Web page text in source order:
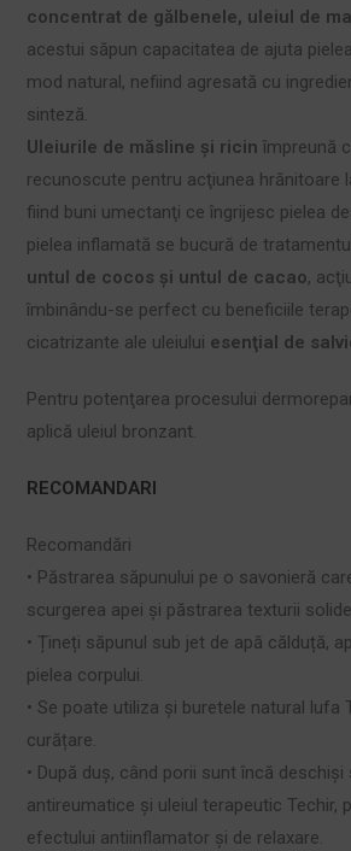
concentrat de gălbenele, uleiul de
acestui săpun capacitatea de ajuta
mod natural, nefiind agresată cu
sinteză.
Uleiurile de măsline şi ricin împreună
recunoscute pentru acţiunea hrănitoare
fiind buni umectanţi ce îngrijesc pielea
pielea inflamată se bucură de
untul de cocos şi untul de cacao,
îmbinându-se perfect cu beneficiile
cicatrizante ale uleiului esenţial de
Pentru potenţarea procesului
aplică uleiul bronzant.
RECOMANDARI
Recomandări
• Păstrarea săpunului pe o savonieră
scurgerea apei și păstrarea texturii
• Țineți săpunul sub jet de apă călduță,
pielea corpului.
• Se poate utiliza și buretele natural lufa
curățare.
• După duș, când porii sunt încă
antireumatice și uleiul terapeutic Techir,
efectului antiinflamator și de relaxare.